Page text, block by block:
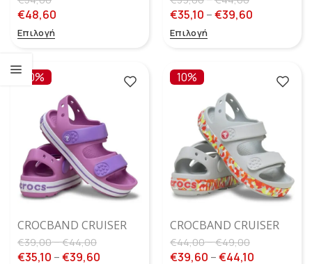
HAZE/MULTI GLOW
(ΛΆΜΠΕΙ ΣΤΟ
ΣΚΟΤΆΔΙ)
€48,60
Επιλογή
€35,10 –€39,60
Επιλογή
10%
CROCBAND CRUISER
SANDAL BUBBLE
€39,00–€44,00
€35,10 –€39,60
10%
CROCBAND CRUISER
SANDAL
ATMOSPHERE/FLAME
€44,00–€49,00
€39,60 –€44,10